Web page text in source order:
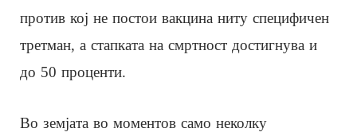
против кој не постои вакцина ниту специфичен
третман, а стапката на смртност достигнува и
до 50 проценти.
Во земјата во моментов само неколку